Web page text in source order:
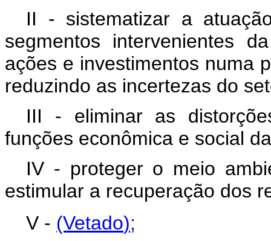
II - sistematizar a
segmentos intervenientes
ações e investimentos numa
reduzindo as incertezas do
III - eliminar as
funções econômica e social
IV - proteger o meio
estimular a recuperação dos
V - (Vetado);